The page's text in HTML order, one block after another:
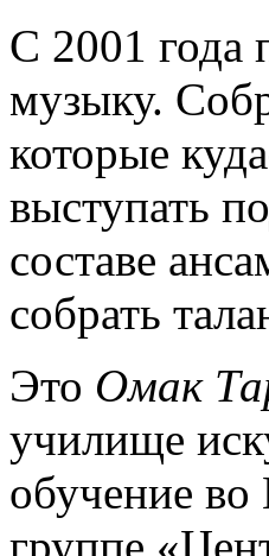
С 2001 года
музыку.
которые
выступать
составе
собрать
Это Омак
училище
обучение
группе